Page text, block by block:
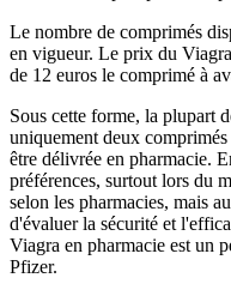
Le nombre de comprimés
en vigueur. Le prix du
de 12 euros le comprimé à
Sous cette forme, la plupart
uniquement deux
être délivrée en pharmacie.
préférences, surtout lors du
selon les pharmacies, mais
d'évaluer la sécurité et
Viagra en pharmacie est un
Pfizer.